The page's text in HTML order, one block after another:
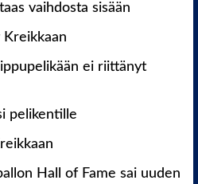
vaihdosta sisään
Kreikkaan
ei riittänyt
pelikentille
Hall of Fame sai uuden